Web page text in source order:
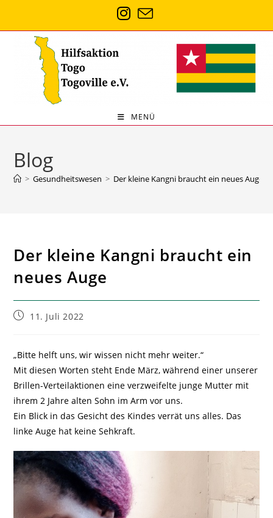
springen
MENÜ
Blog
> Gesundheitswesen > Der kleine Kangni braucht ein neues Auge
Der kleine Kangni braucht ein
neues Auge
Beitrag11. Juli 2022
„Bitte helft uns, wir wissen nicht mehr weiter.“
Mit diesen Worten steht Ende März, während einer unserer
Brillen-Verteilaktionen eine verzweifelte junge Mutter mit
ihrem 2 Jahre alten Sohn im Arm vor uns.
Ein Blick in das Gesicht des Kindes verrät uns alles. Das
linke Auge hat keine Sehkraft.